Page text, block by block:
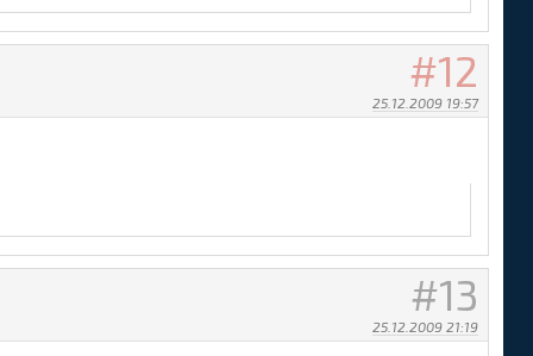
12
25.12.2009 19:57
13
25.12.2009 21:19